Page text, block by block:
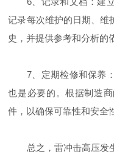
记录每次维护的日期、维
史，并提供参考和分析的
7、定期检修和保养：
也是必要的。根据制造
件，以确保可靠性和安全
总之，雷冲击高压发生